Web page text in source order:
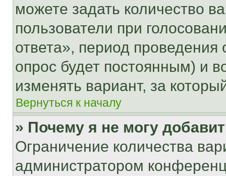
можете задать количество
пользователи при
ответа», период проведения
опрос будет постоянным) и
изменять вариант, за
Вернуться к началу
» Почему я не могу
Ограничение количества
администратором